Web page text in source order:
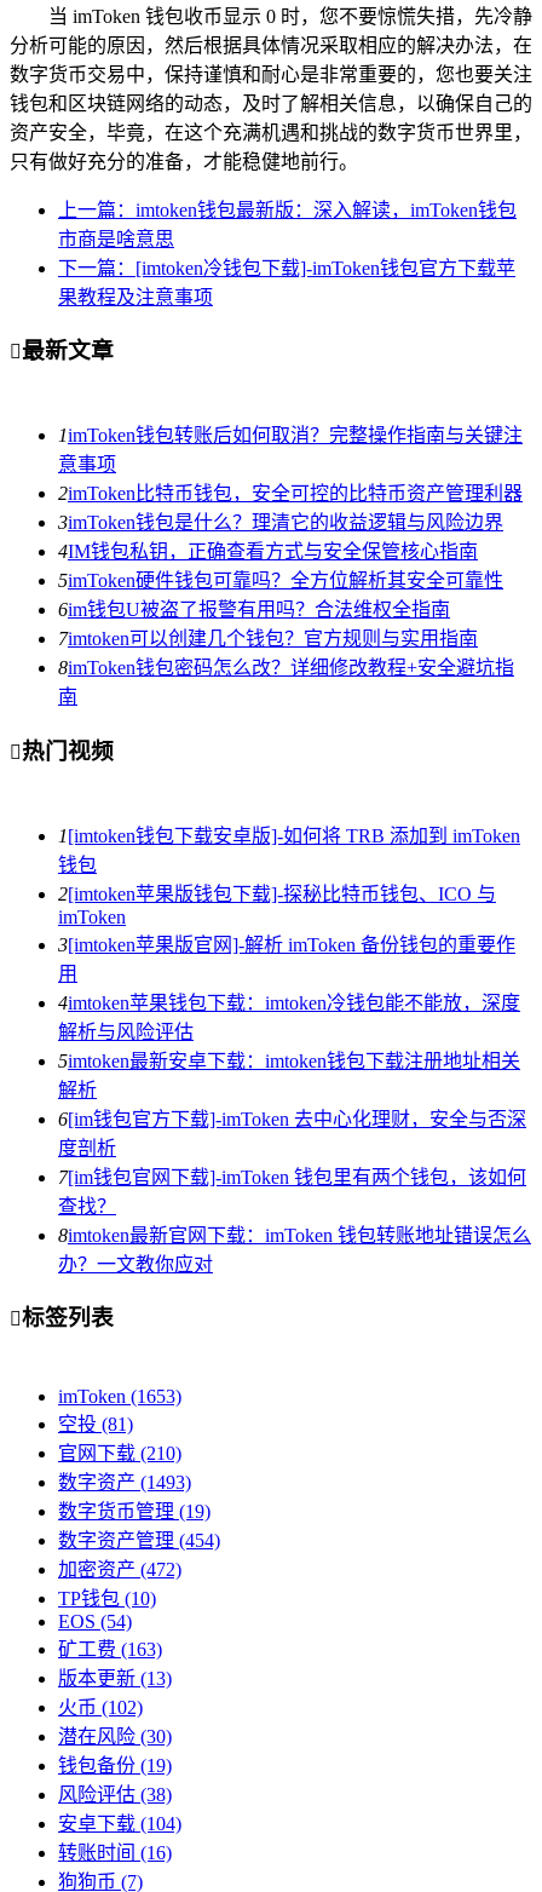
当 imToken 钱包收币显示 0 时，您不要惊慌失措，先冷静
分析可能的原因，然后根据具体情况采取相应的解决办法，在
数字货币交易中，保持谨慎和耐心是非常重要的，您也要关注
钱包和区块链网络的动态，及时了解相关信息，以确保自己的
资产安全，毕竟，在这个充满机遇和挑战的数字货币世界里，
只有做好充分的准备，才能稳健地前行。
上一篇：imtoken钱包最新版：深入解读，imToken钱包
市商是啥意思
下一篇：[imtoken冷钱包下载]-imToken钱包官方下载苹
果教程及注意事项
最新文章
1imToken钱包转账后如何取消？完整操作指南与关键注
意事项
2imToken比特币钱包，安全可控的比特币资产管理利器
3imToken钱包是什么？理清它的收益逻辑与风险边界
4IM钱包私钥，正确查看方式与安全保管核心指南
5imToken硬件钱包可靠吗？全方位解析其安全可靠性
6im钱包U被盗了报警有用吗？合法维权全指南
7imtoken可以创建几个钱包？官方规则与实用指南
8imToken钱包密码怎么改？详细修改教程+安全避坑指
南
热门视频
1[imtoken钱包下载安卓版]-如何将 TRB 添加到 imToken
钱包
2[imtoken苹果版钱包下载]-探秘比特币钱包、ICO 与
imToken
3[imtoken苹果版官网]-解析 imToken 备份钱包的重要作
用
4imtoken苹果钱包下载：imtoken冷钱包能不能放，深度
解析与风险评估
5imtoken最新安卓下载：imtoken钱包下载注册地址相关
解析
6[im钱包官方下载]-imToken 去中心化理财，安全与否深
度剖析
7[im钱包官网下载]-imToken 钱包里有两个钱包，该如何
查找？
8imtoken最新官网下载：imToken 钱包转账地址错误怎么
办？一文教你应对
标签列表
imToken (1653)
空投 (81)
官网下载 (210)
数字资产 (1493)
数字货币管理 (19)
数字资产管理 (454)
加密资产 (472)
TP钱包 (10)
EOS (54)
矿工费 (163)
版本更新 (13)
火币 (102)
潜在风险 (30)
钱包备份 (19)
风险评估 (38)
安卓下载 (104)
转账时间 (16)
狗狗币 (7)